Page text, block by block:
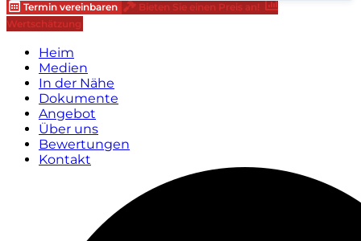
Termin vereinbaren
Bieten Sie einen Preis an!
Wertschätzung
Heim
Medien
In der Nähe
Dokumente
Angebot
Über uns
Bewertungen
Kontakt